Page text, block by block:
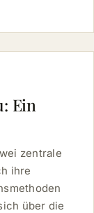
Ein
zentrale
ihre
über die